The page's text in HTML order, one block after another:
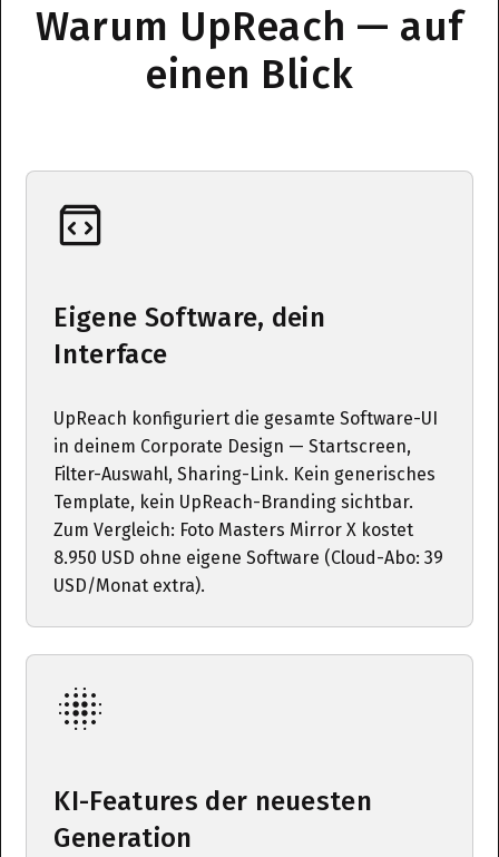
Warum UpReach — auf
einen Blick
Eigene Software, dein
Interface
UpReach konfiguriert die gesamte Software-UI
in deinem Corporate Design — Startscreen,
Filter-Auswahl, Sharing-Link. Kein generisches
Template, kein UpReach-Branding sichtbar.
Zum Vergleich: Foto Masters Mirror X kostet
8.950 USD ohne eigene Software (Cloud-Abo: 39
USD/Monat extra).
KI-Features der neuesten
Generation